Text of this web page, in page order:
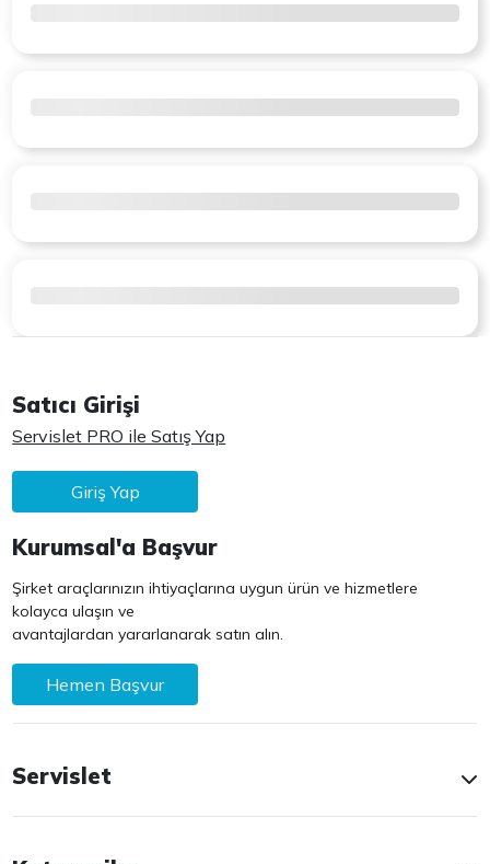
Satıcı Girişi
Servislet PRO ile Satış Yap
Giriş Yap
Kurumsal'a Başvur
Şirket araçlarınızın ihtiyaçlarına uygun ürün ve hizmetlere
kolayca ulaşın ve
avantajlardan yararlanarak satın alın.
Hemen Başvur
Servislet